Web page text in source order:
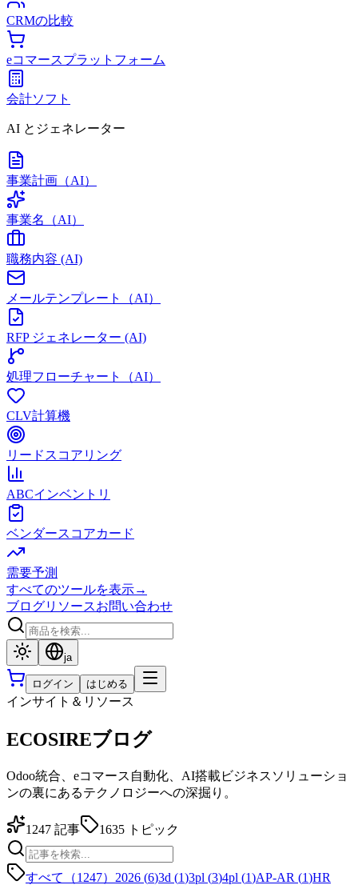
CRMの比較
eコマースプラットフォーム
会計ソフト
AI とジェネレーター
事業計画（AI）
事業名（AI）
職務内容 (AI)
メールテンプレート（AI）
RFP ジェネレーター (AI)
処理フローチャート（AI）
CLV計算機
リードスコアリング
ABCインベントリ
ベンダースコアカード
需要予測
すべてのツールを表示→
ブログリソースお問い合わせ
ja
ログイン はじめる
インサイト＆リソース
ECOSIREブログ
Odoo統合、eコマース自動化、AI搭載ビジネスソリューショ
ンの裏にあるテクノロジーへの深掘り。
1247 記事 1635 トピック
すべて（1247） 2026 (6)3d (1)3pl (3)4pl (1)AP-AR (1)HR